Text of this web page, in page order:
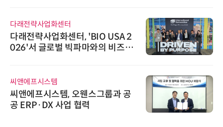
다래전략사업화센터
다래전략사업화센터, 'BIO USA 2
026'서 글로벌 빅파마와의 비즈니
씨앤에프시스템
씨앤에프시스템, 오웬스그룹과 공
공 ERP·DX 사업 협력